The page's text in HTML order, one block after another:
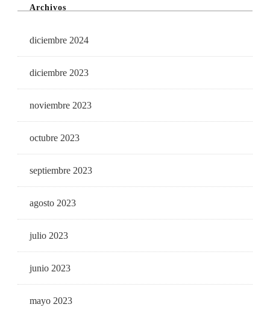
Archivos
diciembre 2024
diciembre 2023
noviembre 2023
octubre 2023
septiembre 2023
agosto 2023
julio 2023
junio 2023
mayo 2023